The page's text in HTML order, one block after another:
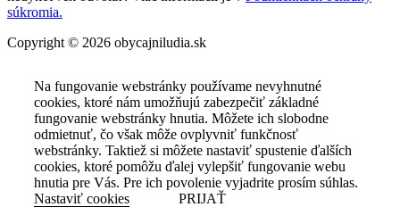
súkromia.
Copyright © 2026 obycajniludia.sk
Na fungovanie webstránky používame nevyhnutné
cookies, ktoré nám umožňujú zabezpečiť základné
fungovanie webstránky hnutia. Môžete ich slobodne
odmietnuť, čo však môže ovplyvniť funkčnosť
webstránky. Taktiež si môžete nastaviť spustenie ďalších
cookies, ktoré pomôžu ďalej vylepšiť fungovanie webu
hnutia pre Vás. Pre ich povolenie vyjadrite prosím súhlas.
Nastaviť cookies
PRIJAŤ